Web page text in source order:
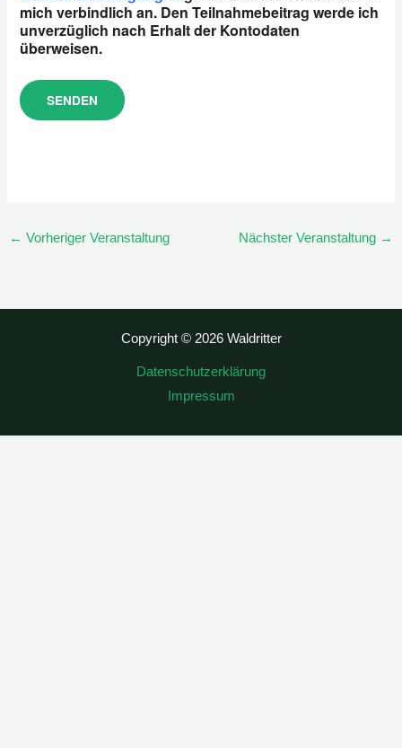
mich verbindlich an. Den Teilnahmebeitrag werde ich
unverzüglich nach Erhalt der Kontodaten
überweisen.
← Vorheriger Veranstaltung Nächster Veranstaltung →
Copyright © 2026 Waldritter
Datenschutzerklärung
Impressum